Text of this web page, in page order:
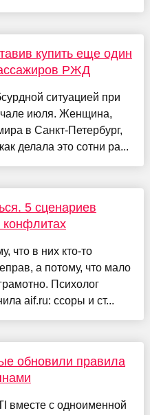
купить еще один
РЖД
ситуацией при
июля. Женщина,
в Санкт-Петербург,
делала это сотни ра...
5 сценариев
конфлитах
что в них кто-то
а потому, что мало
Психолог
aif.ru: ссоры и ст...
обновили правила
вместе с одноименной